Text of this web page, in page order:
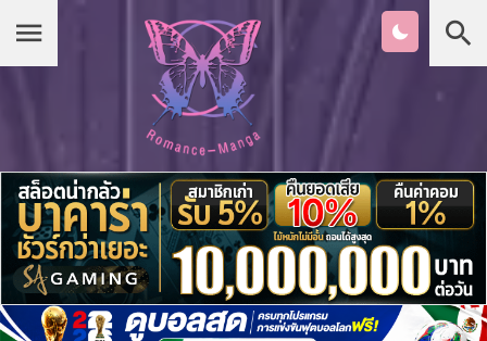
หมวดมังงะ
เกาหลี
Chapter
List
น
2
ตอน
ที่
น
3
ตอน